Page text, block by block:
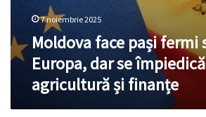
7 noiembrie 2025
Moldova face pași fermi
Europa, dar se
agricultură și finanțe